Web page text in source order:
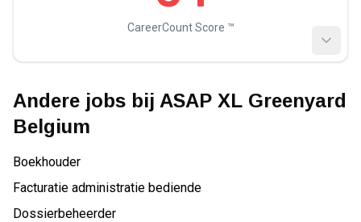
CareerCount Score ™️
Andere jobs bij ASAP XL Greenyard
Belgium
Boekhouder
Facturatie administratie bediende
Dossierbeheerder